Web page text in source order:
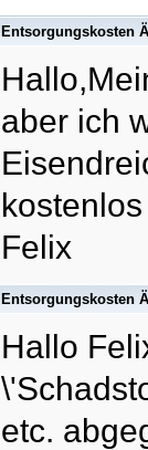
Entsorgungskosten
aber ich
Felix
Entsorgungskosten
Hallo
etc.